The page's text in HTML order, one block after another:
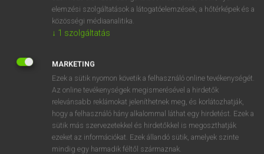
OOOOPS!
SZOTAR.NET APPLIKÁCIÓ
MICROSOFT OFFICE BŐVÍTMÉNY
BEÉPÜLŐ SZÓTÁRMODUL
elemzési szolgáltatások a látogatóelemzések, a hőtérképek és a
közösségi médiaanalitika.
↓ 1 szolgáltatás
MARKETING
Ezek a sütik nyomon követik a felhasználó online tevékenységét.
Az online tevékenységek megismerésével a hirdetők
relevánsabb reklámokat jeleníthetnek meg, és korlátozhatják,
hogy a felhasználó hány alkalommal láthat egy hirdetést. Ezek a
sütik más szervezetekkel és hirdetőkkel is megoszthatják
ezeket az információkat. Ezek állandó sütik, amelyek szinte
mindig egy harmadik féltől származnak.